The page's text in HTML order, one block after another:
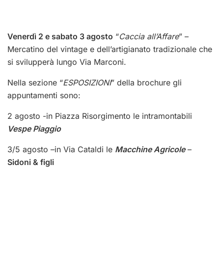
Venerdì 2 e sabato 3 agosto “Caccia all’Affare” –
Mercatino del vintage e dell’artigianato tradizionale che
si svilupperà lungo Via Marconi.
Nella sezione “ESPOSIZIONI” della brochure gli
appuntamenti sono:
2 agosto -in Piazza Risorgimento le intramontabili
Vespe Piaggio
3/5 agosto –in Via Cataldi le Macchine Agricole–
Sidoni & figli